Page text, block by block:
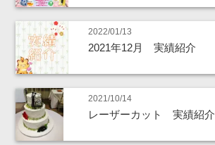
2022/01/13
2021年12月 実績紹介
2021/10/14
レーザーカット 実績紹介